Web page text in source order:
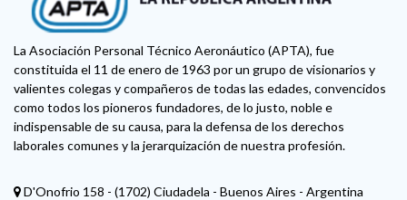
La Asociación Personal Técnico Aeronáutico (APTA), fue
constituida el 11 de enero de 1963 por un grupo de visionarios y
valientes colegas y compañeros de todas las edades, convencidos
como todos los pioneros fundadores, de lo justo, noble e
indispensable de su causa, para la defensa de los derechos
laborales comunes y la jerarquización de nuestra profesión.
D'Onofrio 158 - (1702) Ciudadela - Buenos Aires - Argentina